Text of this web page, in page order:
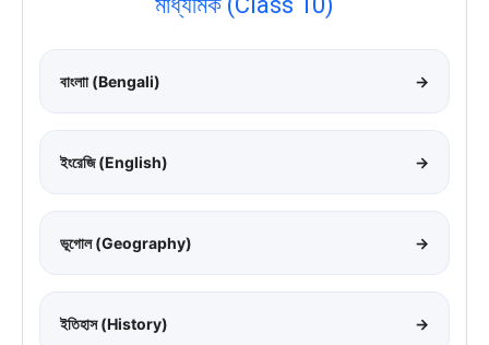
বাংলাা (Bengali) →
ইংরেজি (English) →
ভূগোল (Geography) →
ইতিহাস (History) →